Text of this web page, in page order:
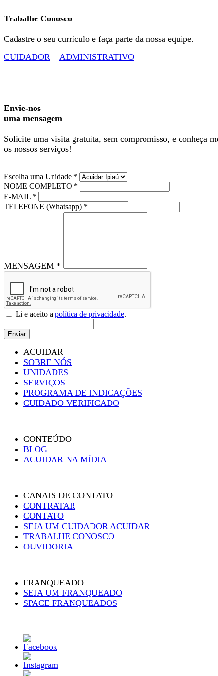
Trabalhe Conosco
Cadastre o seu currículo e faça parte da nossa equipe.
CUIDADOR
ADMINISTRATIVO
Envie-nos
uma mensagem
Solicite uma visita gratuita, sem compromisso, e conheça
os nossos serviços!
Escolha uma Unidade *
NOME COMPLETO *
E-MAIL *
TELEFONE (Whatsapp) *
MENSAGEM *
Li e aceito a política de privacidade.
Enviar
ACUIDAR
SOBRE NÓS
UNIDADES
SERVIÇOS
PROGRAMA DE INDICAÇÕES
CUIDADO VERIFICADO
CONTEÚDO
BLOG
ACUIDAR NA MÍDIA
CANAIS DE CONTATO
CONTRATAR
CONTATO
SEJA UM CUIDADOR ACUIDAR
TRABALHE CONOSCO
OUVIDORIA
FRANQUEADO
SEJA UM FRANQUEADO
SPACE FRANQUEADOS